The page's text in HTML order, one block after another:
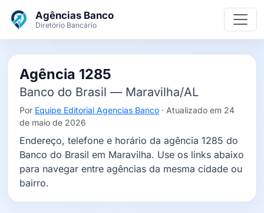
Agências Banco
Diretório Bancário
Agência 1285
Banco do Brasil — Maravilha/AL
Por Equipe Editorial Agencias Banco · Atualizado em 24
de maio de 2026
Endereço, telefone e horário da agência 1285 do
Banco do Brasil em Maravilha. Use os links abaixo
para navegar entre agências da mesma cidade ou
bairro.